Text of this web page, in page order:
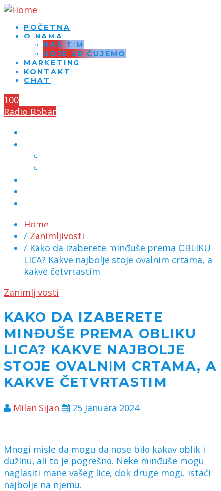
POČETNA
O NAMA
NAŠ TIM
GDJE SE ČUJEMO
MARKETING
KONTAKT
CHAT
100
Radio Bobar
Home
/ Zanimljivosti
/ Kako da izaberete minđuše prema OBLIKU
LICA? Kakve najbolje stoje ovalnim crtama, a
kakve četvrtastim
Zanimljivosti
KAKO DA IZABERETE
MINĐUŠE PREMA OBLIKU
LICA? KAKVE NAJBOLJE
STOJE OVALNIM CRTAMA, A
KAKVE ČETVRTASTIM
Milan Sijan 25 Januara 2024
Mnogi misle da mogu da nose bilo kakav oblik i
dužinu, ali to je pogrešno. Neke minđuše mogu
naglasiti mane vašeg lice, dok druge mogu istaći
najbolje na njemu.